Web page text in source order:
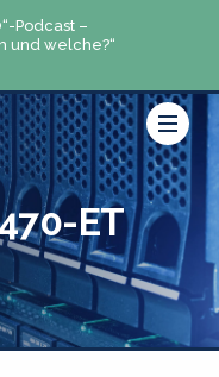
Podcast –
und welche?“
ET